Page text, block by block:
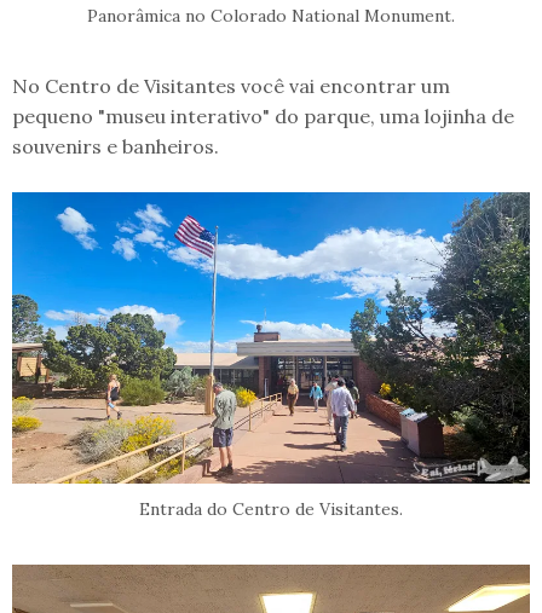
Panorâmica no Colorado National Monument.
No Centro de Visitantes você vai encontrar um
pequeno "museu interativo" do parque, uma lojinha de
souvenirs e banheiros.
Entrada do Centro de Visitantes.